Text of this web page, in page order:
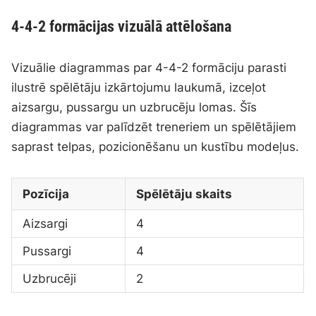
4-4-2 formācijas vizuālā attēlošana
Vizuālie diagrammas par 4-4-2 formāciju parasti
ilustrē spēlētāju izkārtojumu laukumā, izceļot
aizsargu, pussargu un uzbrucēju lomas. Šīs
diagrammas var palīdzēt treneriem un spēlētājiem
saprast telpas, pozicionēšanu un kustību modeļus.
Pozīcija Spēlētāju skaits
Aizsargi
4
Pussargi
4
Uzbrucēji
2